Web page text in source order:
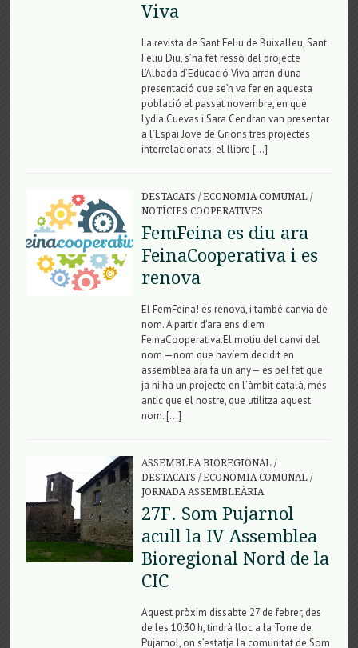
Viva
La revista de Sant Feliu de Buixalleu, Sant
Feliu Diu, s’ha fet ressò del projecte
L’Albada d’Educació Viva arran d’una
presentació que se’n va fer en aquesta
població el passat novembre, en què
Lydia Cuevas i Sara Cendran van presentar
a l’Espai Jove de Grions tres projectes
interrelacionats: el llibre […]
DESTACATS /ECONOMIA COMUNAL/
NOTÍCIES COOPERATIVES
FemFeina es diu ara
FeinaCooperativa i es
renova
El FemFeina! es renova, i també canvia de
nom. A partir d’ara ens diem
FeinaCooperativa.El motiu del canvi del
nom —nom que havíem decidit en
assemblea ara fa un any— és pel fet que
ja hi ha un projecte en l’àmbit català, més
antic que el nostre, que utilitza aquest
nom. […]
ASSEMBLEA BIOREGIONAL/
DESTACATS /ECONOMIA COMUNAL/
JORNADA ASSEMBLEÀRIA
27F. Som Pujarnol
acull la IV Assemblea
Bioregional Nord de la
CIC
Aquest pròxim dissabte 27 de febrer, des
de les 10:30 h, tindrà lloc a la Torre de
Pujarnol, on s’estatja la comunitat de Som